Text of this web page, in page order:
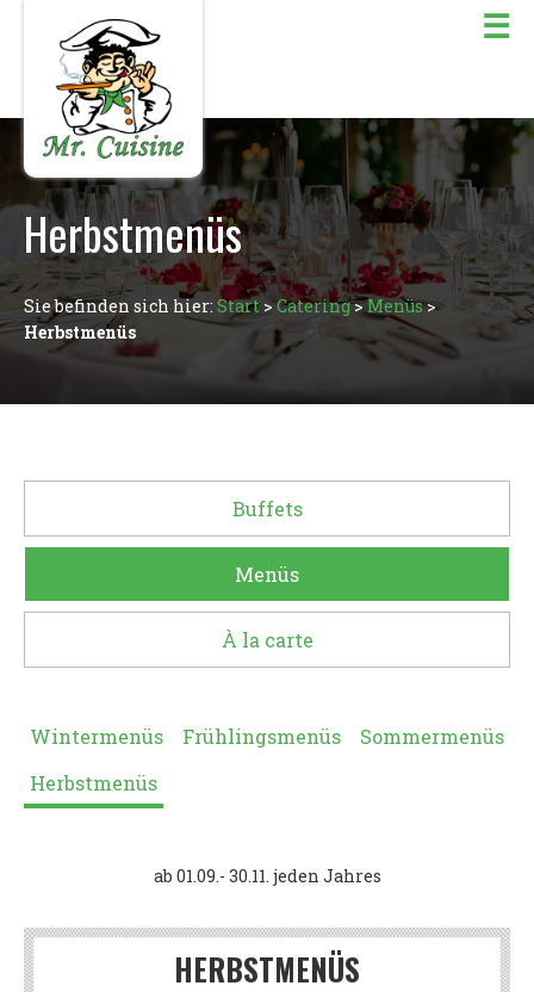
☰
Herbstmenüs
Sie befinden sich hier: Start >Catering>Menüs>
Herbstmenüs
Buffets
Menüs
À la carte
Wintermenüs Frühlingsmenüs
Sommermenüs
Herbstmenüs
ab 01.09.- 30.11. jeden Jahres
HERBSTMENÜS